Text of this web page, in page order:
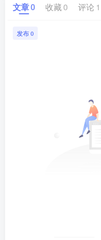
文章0 收藏 0 评论 1
发布 0